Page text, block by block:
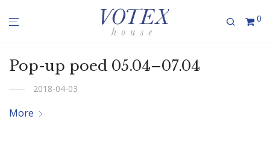
0
Pop-up poed 05.04–07.04
2018-04-03
More